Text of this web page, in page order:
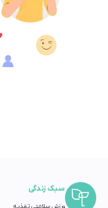
سبک زندگی